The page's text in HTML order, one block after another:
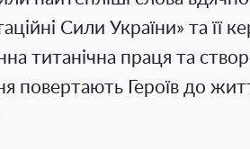
Сили України» та її
титанічна праця та
повертають Героїв до